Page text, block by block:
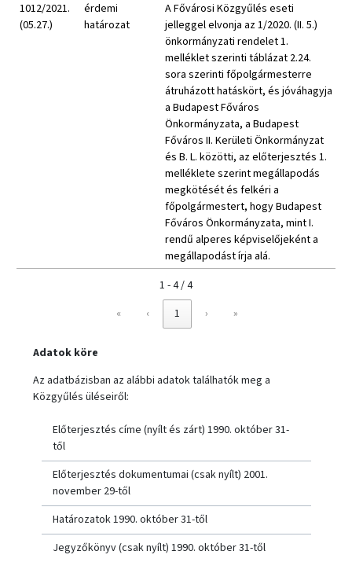
1012/2021.
(05.27.)
érdemi
határozat
A Fővárosi Közgyűlés eseti
jelleggel elvonja az 1/2020. (II. 5.)
önkormányzati rendelet 1.
melléklet szerinti táblázat 2.24.
sora szerinti főpolgármesterre
átruházott hatáskört, és jóváhagyja
a Budapest Főváros
Önkormányzata, a Budapest
Főváros II. Kerületi Önkormányzat
és B. L. közötti, az előterjesztés 1.
melléklete szerint megállapodás
megkötését és felkéri a
főpolgármestert, hogy Budapest
Főváros Önkormányzata, mint I.
rendű alperes képviselőjeként a
megállapodást írja alá.
1 - 4 / 4
«
‹ 1 › »
Adatok köre
Az adatbázisban az alábbi adatok találhatók meg a
Közgyűlés üléseiről:
Előterjesztés címe (nyílt és zárt) 1990. október 31-
től
Előterjesztés dokumentumai (csak nyílt) 2001.
november 29-től
Határozatok 1990. október 31-től
Jegyzőkönyv (csak nyílt) 1990. október 31-től